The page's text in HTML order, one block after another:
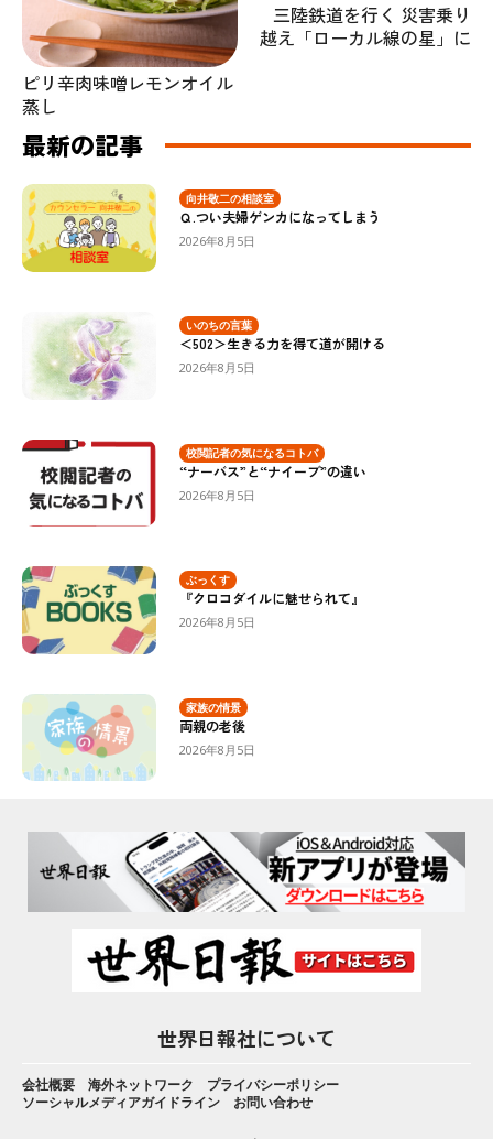
ピリ辛肉味噌レモンオイル
蒸し
三陸鉄道を行く 災害乗り
越え「ローカル線の星」に
最新の記事
向井敬二の相談室
Ｑ.つい夫婦ゲンカになってしまう
2026年8月5日
いのちの言葉
＜502＞生きる力を得て道が開ける
2026年8月5日
校閲記者の気になるコトバ
“ナーバス”と“ナイーブ”の違い
2026年8月5日
ぶっくす
『クロコダイルに魅せられて』
2026年8月5日
家族の情景
両親の老後
2026年8月5日
世界日報社について
会社概要 海外ネットワーク
プライバシーポリシー
ソーシャルメディアガイドライン
お問い合わせ